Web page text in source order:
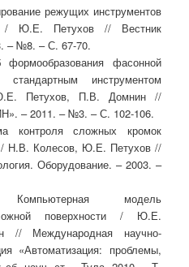
режущих инструментов
/ Ю.Е. Петухов // Вестник
– №8. – С. 67-70.
фасонной
стандартным инструментом
Петухов, П.В. Домнин //
– 2011. – №3. – С. 102-106.
контроля сложных кромок
/ Н.В. Колесов, Ю.Е. Петухов //
Оборудование. – 2003. –
модель
поверхности / Ю.Е.
// Международная научно-
«Автоматизация: проблемы,